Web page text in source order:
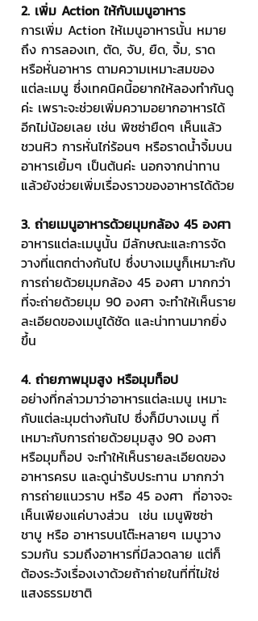
2. เพิ่ม Action ให้กับเมนูอาหาร
การเพิ่ม Action ให้เมนูอาหารนั้น หมาย
ถึง การลองเท, ตัด, จับ, ยืด, จิ้ม, ราด
หรือหั่นอาหาร ตามความเหมาะสมของ
แต่ละเมนู ซึ่งเทคนิคนี้อยากให้ลองทำกันดู
ค่ะ เพราะจะช่วยเพิ่มความอยากอาหารได้
อีกไม่น้อยเลย เช่น พิซซ่ายืดๆ เห็นแล้ว
ชวนหิว การหั่นไก่ร้อนๆ หรือราดน้ำจิ้มบน
อาหารเยิ้มๆ เป็นต้นค่ะ นอกจากน่าทาน
แล้วยังช่วยเพิ่มเรื่องราวของอาหารได้ด้วย
3. ถ่ายเมนูอาหารด้วยมุมกล้อง 45 องศา
อาหารแต่ละเมนูนั้น มีลักษณะและการจัด
วางที่แตกต่างกันไป ซึ่งบางเมนูก็เหมาะกับ
การถ่ายด้วยมุมกล้อง 45 องศา มากกว่า
ที่จะถ่ายด้วยมุม 90 องศา จะทำให้เห็นราย
ละเอียดของเมนูได้ชัด และน่าทานมากยิ่ง
ขึ้น
4. ถ่ายภาพมุมสูง หรือมุมท็อป
อย่างที่กล่าวมาว่าอาหารแต่ละเมนู เหมาะ
กับแต่ละมุมต่างกันไป ซึ่งก็มีบางเมนู ที่
เหมาะกับการถ่ายด้วยมุมสูง 90 องศา
หรือมุมท็อป จะทำให้เห็นรายละเอียดของ
อาหารครบ และดูน่ารับประทาน มากกว่า
การถ่ายแนวราบ หรือ 45 องศา  ที่อาจจะ
เห็นเพียงแค่บางส่วน  เช่น เมนูพิซซ่า
ชาบู หรือ อาหารบนโต๊ะหลายๆ เมนูวาง
รวมกัน รวมถึงอาหารที่มีลวดลาย แต่ก็
ต้องระวังเรื่องเงาด้วยถ้าถ่ายในที่ที่ไม่ใช่
แสงธรรมชาติ